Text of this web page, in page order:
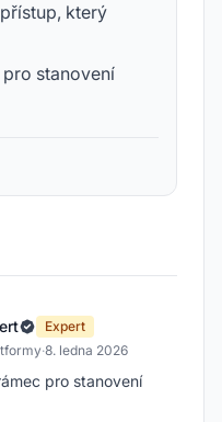
který
stanovení
Expert
·8. ledna 2026
pro stanovení